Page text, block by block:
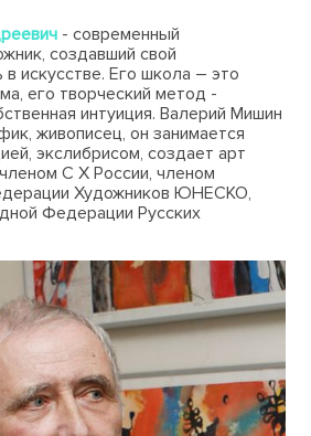
- современный
создавший свой
в искусстве. Его школа – это
его творческий метод -
интуиция. Валерий Мишин
живописец, он занимается
экслибрисом, создает арт
С Х России, членом
Художников ЮНЕСКО,
Федерации Русских